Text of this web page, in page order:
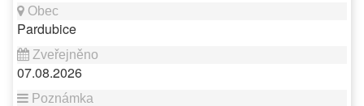
Pardubice
07.08.2026